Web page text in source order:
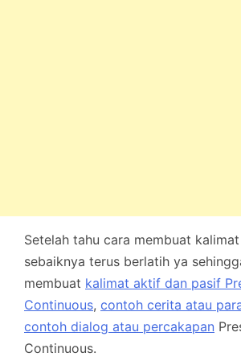
Setelah tahu cara membuat
sebaiknya terus berlatih ya
membuat kalimat aktif dan pasif
Continuous, contoh cerita atau
contoh dialog atau percakapan
Continuous.